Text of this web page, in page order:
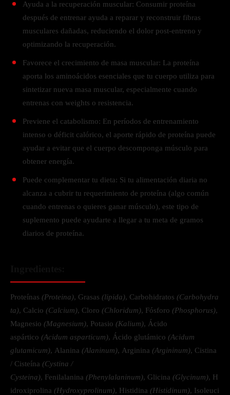
Ayuda a la recuperación muscular: Consumir proteína
después de entrenar ayuda a reparar y reconstruir fibras
musculares dañadas, reduciendo el dolor post-entreno y
optimizando la recuperación.
Favorece el crecimiento de masa muscular: La proteína
aporta los aminoácidos esenciales que tu cuerpo utiliza para
sintetizar nueva masa muscular, especialmente cuando
entrenas con weights o resistencia.
Previene el catabolismo: En períodos de entrenamiento
intenso o déficit calórico, el aporte rápido de proteína puede
ayudar a evitar que el cuerpo descomponga músculo para
obtener energía.
Puede complementar tu dieta: Si tu alimentación diaria no
alcanza a cubrir tu requerimiento de proteína (algo común
cuando entrenas o quieres ganar músculo), este tipo de
suplemento puede ayudarte a llegar a tu meta de gramos
diarios de proteína.
Proteínas (Proteina), Grasas (lipida), Carbohidratos (Carbohydra
ta), Calcio (Calcium), Cloro (Chloridum), Fósforo (Phosphorus),
Magnesio (Magnesium), Potasio (Kalium), Ácido
aspártico (Acidum asparticum), Ácido glutámico (Acidum
glutamicum), Alanina (Alaninum), Arginina (Argininum), Cistina
/ Cisteína (Cystina /
Cysteina), Fenilalanina (Phenylalaninum), Glicina (Glycinum), H
idroxiprolina (Hydroxyprolinum), Histidina (Histidinum), Isoleuci